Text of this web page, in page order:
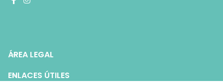
ÁREA LEGAL
ENLACES ÚTILES